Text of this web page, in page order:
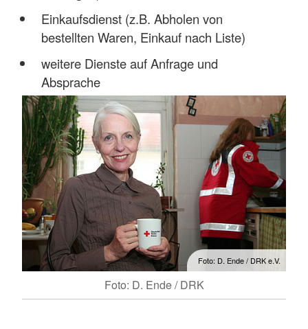
Foto: D. Ende / DRK e.V.
Foto: D. Ende / DRK
Einkaufsdienst (z.B. Abholen von
bestellten Waren, Einkauf nach Liste)
weitere Dienste auf Anfrage und
Absprache